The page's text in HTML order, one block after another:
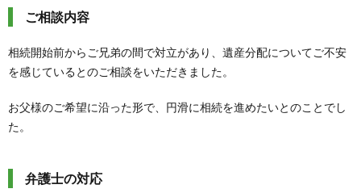
ご相談内容
相続開始前からご兄弟の間で対立があり、遺産分配についてご不安
を感じているとのご相談をいただきました。
お父様のご希望に沿った形で、円滑に相続を進めたいとのことでし
た。
弁護士の対応